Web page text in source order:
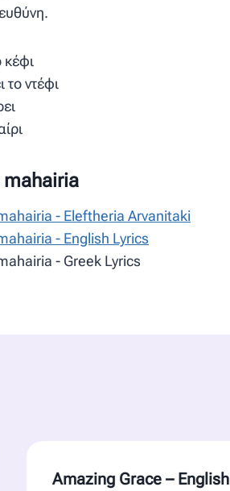
κέφι
το ντέφι
- Eleftheria Arvanitaki
- English Lyrics
- Greek Lyrics
Amazing Grace – English